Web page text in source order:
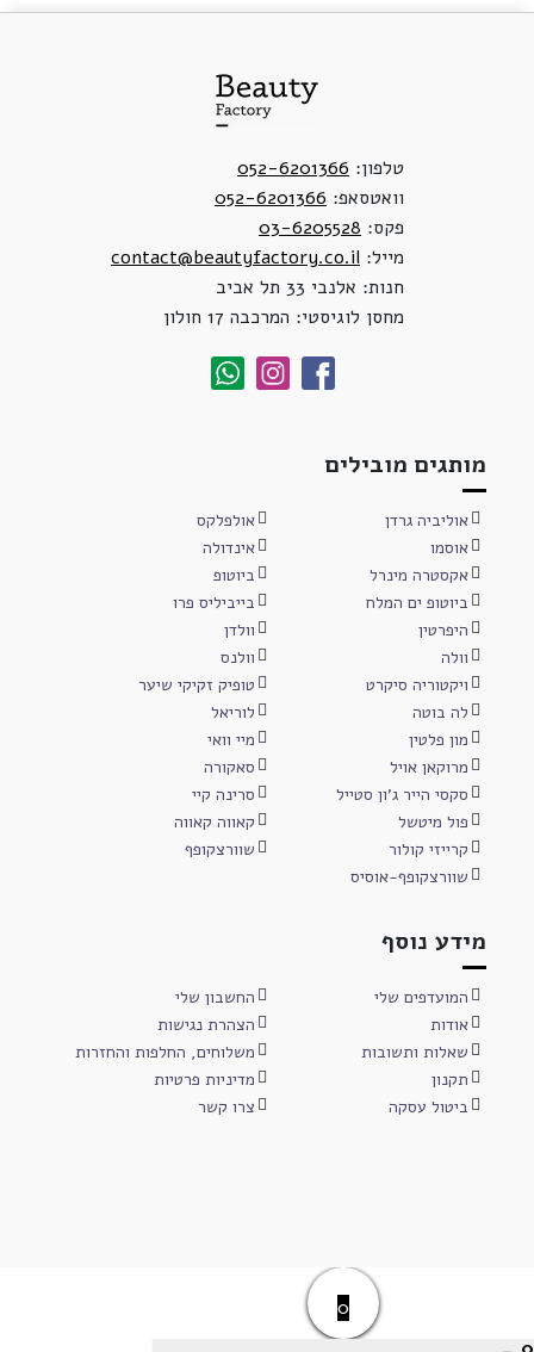
טלפון: 052-6201366
וואטסאפ: 052-6201366
פקס: 03-6205528
מייל: contact@beautyfactory.co.il
חנות: אלנבי 33 תל אביב
מחסן לוגיסטי: המרכבה 17 חולון
מותגים מובילים
אוליביה גרדן
אולפלקס
אוסמו
אינדולה
אקסטרה מינרל
ביוטופ
ביוטופ ים המלח
בייביליס פרו
היפרטין
וולדן
וולה
וולנס
ויקטוריה סיקרט
טופיק זקיקי שיער
לה בוטה
לוריאל
מון פלטין
מיי וואי
מרוקאן אויל
סאקורה
סקסי הייר ג'ון סטייל
סרינה קיי
פול מיטשל
קאווה קאווה
קרייזי קולור
שוורצקופף
שוורצקופף-אוסיס
מידע נוסף
המועדפים שלי
החשבון שלי
אודות
הצהרת נגישות
שאלות ותשובות
משלוחים, החלפות והחזרות
תקנון
מדיניות פרטיות
ביטול עסקה
צרו קשר
0